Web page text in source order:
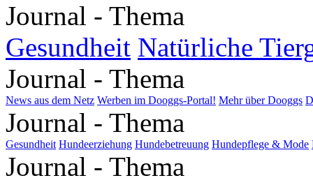
Journal - Thema
Gesundheit Natürliche
Journal - Thema
News aus dem Netz Werben im Dooggs-Portal! Mehr über Dooggs
Journal - Thema
Gesundheit Hundeerziehung Hundebetreuung Hundepflege & Mode
Journal - Thema